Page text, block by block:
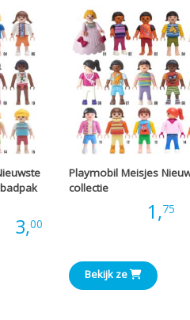
3,00Prijsklasse:
€1,00
Playmobil Meisjes
collectie
1,75
Bekijk ze